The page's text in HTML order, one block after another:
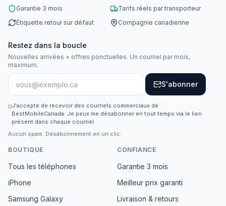
Garantie 3 mois
Tarifs réels par transporteur
Étiquette retour sur défaut
Compagnie canadienne
Restez dans la boucle
Nouvelles arrivées + offres ponctuelles. Un courriel par mois,
maximum.
S'abonner
J'accepte de recevoir des courriels commerciaux de
BestMobileCanada. Je peux me désabonner en tout temps via le lien
présent dans chaque courriel.
Aucun spam. Désabonnement en un clic.
BOUTIQUE
Tous les téléphones
iPhone
Samsung Galaxy
CONFIANCE
Garantie 3 mois
Meilleur prix garanti
Livraison & retours